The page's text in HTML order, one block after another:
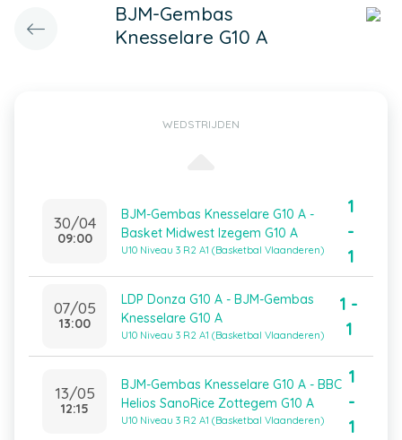
BJM-Gembas
Knesselare G10 A
WEDSTRIJDEN
30/04
09:00
BJM-Gembas Knesselare G10 A -
Basket Midwest Izegem G10 A
U10 Niveau 3 R2 A1 (Basketbal Vlaanderen)
1
-
1
07/05
13:00
LDP Donza G10 A - BJM-Gembas
Knesselare G10 A
U10 Niveau 3 R2 A1 (Basketbal Vlaanderen)
1 -
1
13/05
12:15
BJM-Gembas Knesselare G10 A - BBC
Helios SanoRice Zottegem G10 A
U10 Niveau 3 R2 A1 (Basketbal Vlaanderen)
1
-
1